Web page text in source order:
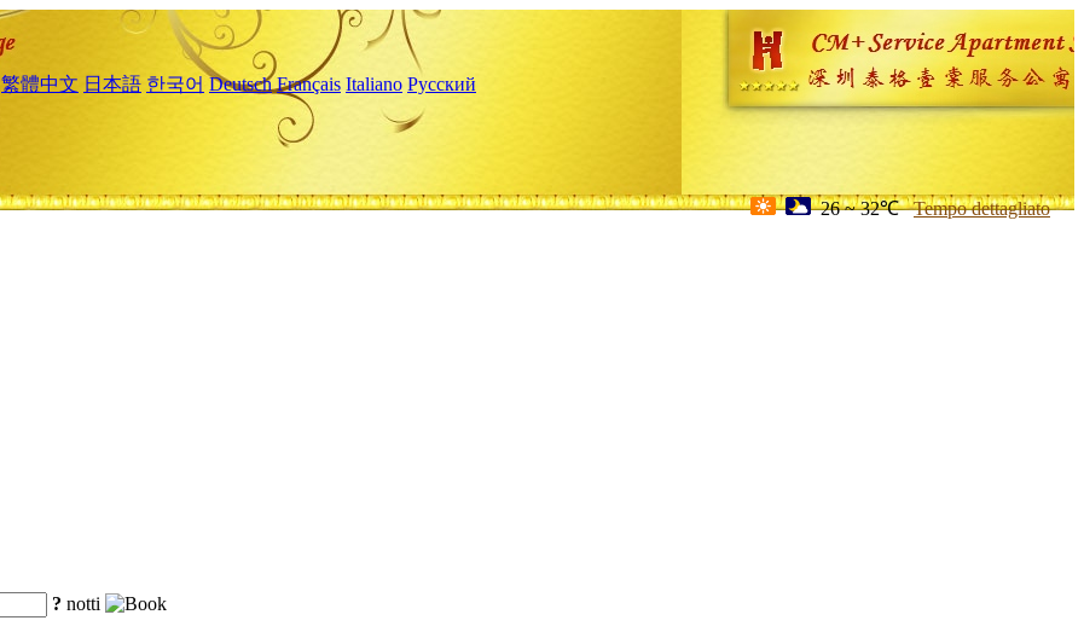
繁體中文 日本語 한국어 Deutsch Français Italiano Русский
26 ~ 32℃ Tempo dettagliato
? notti